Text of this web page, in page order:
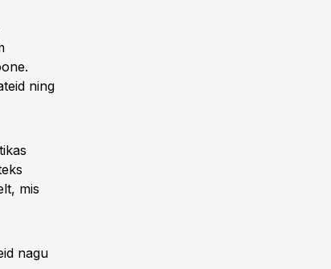
ning
mis
nagu